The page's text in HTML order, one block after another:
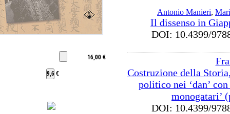
16,00 €
9,6 €
Antonio Manieri,
Il dissenso in
DOI: 10.4399/
Costruzione della
politico nei ‘dan’
monogatari’
DOI: 10.4399/